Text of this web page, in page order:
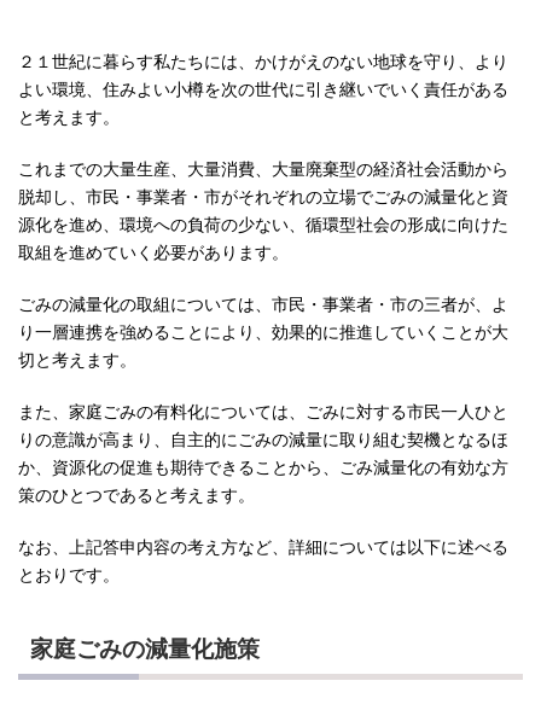
２１世紀に暮らす私たちには、かけがえのない地球を守り、より
よい環境、住みよい小樽を次の世代に引き継いでいく責任がある
と考えます。
これまでの大量生産、大量消費、大量廃棄型の経済社会活動から
脱却し、市民・事業者・市がそれぞれの立場でごみの減量化と資
源化を進め、環境への負荷の少ない、循環型社会の形成に向けた
取組を進めていく必要があります。
ごみの減量化の取組については、市民・事業者・市の三者が、よ
り一層連携を強めることにより、効果的に推進していくことが大
切と考えます。
また、家庭ごみの有料化については、ごみに対する市民一人ひと
りの意識が高まり、自主的にごみの減量に取り組む契機となるほ
か、資源化の促進も期待できることから、ごみ減量化の有効な方
策のひとつであると考えます。
なお、上記答申内容の考え方など、詳細については以下に述べる
とおりです。
家庭ごみの減量化施策